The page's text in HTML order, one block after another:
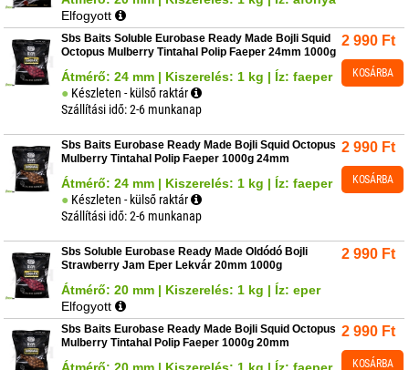
Elfogyott
Sbs Baits Soluble Eurobase Ready Made Bojli Squid
Octopus Mulberry Tintahal Polip Faeper 24mm 1000g
Átmérő: 24 mm | Kiszerelés: 1 kg | Íz: faeper
Készleten - külső raktár
Szállítási idő: 2-6 munkanap
2 990 Ft
KOSÁRBA
Sbs Baits Eurobase Ready Made Bojli Squid Octopus
Mulberry Tintahal Polip Faeper 1000g 24mm
Átmérő: 24 mm | Kiszerelés: 1 kg | Íz: faeper
Készleten - külső raktár
Szállítási idő: 2-6 munkanap
2 990 Ft
KOSÁRBA
Sbs Soluble Eurobase Ready Made Oldódó Bojli
Strawberry Jam Eper Lekvár 20mm 1000g
Átmérő: 20 mm | Kiszerelés: 1 kg | Íz: eper
Elfogyott
2 990 Ft
Sbs Baits Eurobase Ready Made Bojli Squid Octopus
Mulberry Tintahal Polip Faeper 1000g 20mm
Átmérő: 20 mm | Kiszerelés: 1 kg | Íz: faeper
2 990 Ft
KOSÁRBA